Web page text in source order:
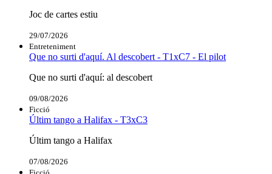
Joc de cartes estiu
29/07/2026
Entreteniment
Que no surti d'aquí. Al descobert - T1xC7 - El pilot
Que no surti d'aquí: al descobert
09/08/2026
Ficció
Últim tango a Halifax - T3xC3
Últim tango a Halifax
07/08/2026